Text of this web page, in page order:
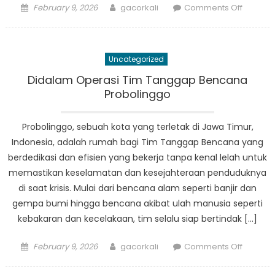
Posted
February 9, 2026 Author
gacorkali Comments Offon
Sehat
Uncategorized
Didalam Operasi Tim Tanggap Bencana
Probolinggo
Probolinggo, sebuah kota yang terletak di Jawa Timur,
Indonesia, adalah rumah bagi Tim Tanggap Bencana yang
berdedikasi dan efisien yang bekerja tanpa kenal lelah untuk
memastikan keselamatan dan kesejahteraan penduduknya
di saat krisis. Mulai dari bencana alam seperti banjir dan
gempa bumi hingga bencana akibat ulah manusia seperti
kebakaran dan kecelakaan, tim selalu siap bertindak […]
Posted
February 9, 2026 Author
gacorkali Comments Offon